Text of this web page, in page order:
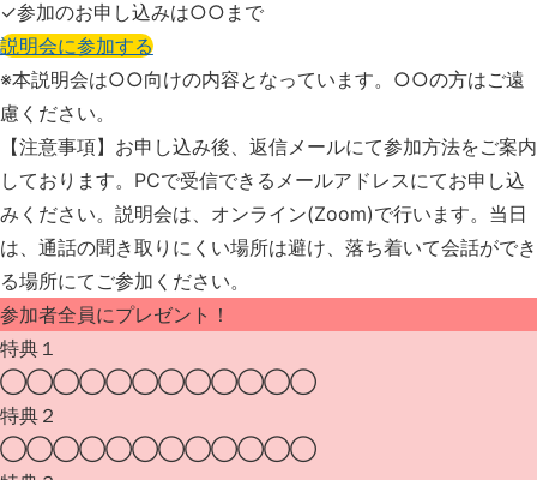
✓参加のお申し込みは○○まで
説明会に参加する
※本説明会は○○向けの内容となっています。 ○○の方はご遠
慮ください。
【注意事項】お申し込み後、返信メールにて参加方法をご案内
しております。PCで受信できるメールアドレスにてお申し込
みください。説明会は、オンライン(Zoom)で行います。当日
は、通話の聞き取りにくい場所は避け、落ち着いて会話ができ
る場所にてご参加ください。
参加者全員にプレゼント！
特典１
◯◯◯◯◯◯◯◯◯◯◯◯
特典２
◯◯◯◯◯◯◯◯◯◯◯◯